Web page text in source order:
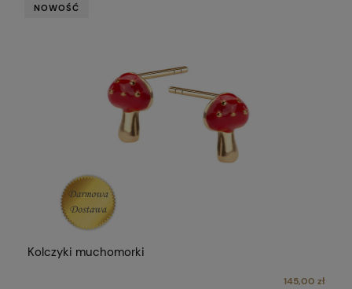
Kolczyki muchomorki
145,00 zł
NOWOŚĆ